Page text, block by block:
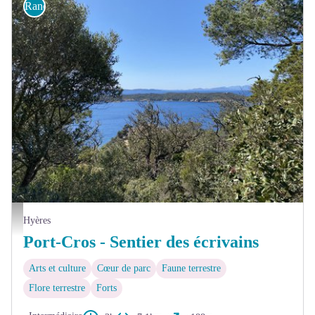
Camille Aguini_PN de Port-Cros
Randonnée
Hyères
Port-Cros - Sentier des écrivains
Arts et culture Cœur de parc
Faune terrestre
Flore terrestre
Forts